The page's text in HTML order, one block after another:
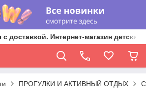
доставкой. Интернет-магазин
ПРОГУЛКИ И АКТИВНЫЙ ОТДЫХ